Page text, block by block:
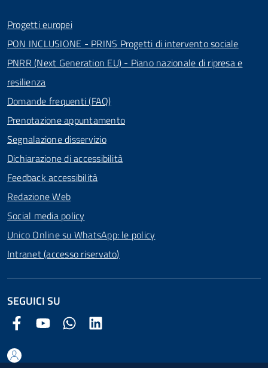
Progetti europei
PON INCLUSIONE - PRINS Progetti di intervento sociale
PNRR (Next Generation EU) - Piano nazionale di ripresa e
resilienza
Domande frequenti (FAQ)
Prenotazione appuntamento
Segnalazione disservizio
Dichiarazione di accessibilità
Feedback accessibilità
Redazione Web
Social media policy
Unico Online su WhatsApp: le policy
Intranet (accesso riservato)
SEGUICI SU
Facebook Comune di Arezzo
Youtube Comune di Arezzo
Twitter Comune di Arezzo